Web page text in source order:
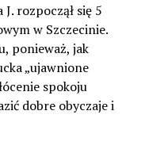
rozpoczął się 5
w Szczecinie.
ponieważ, jak
„ujawnione
spokoju
dobre obyczaje i